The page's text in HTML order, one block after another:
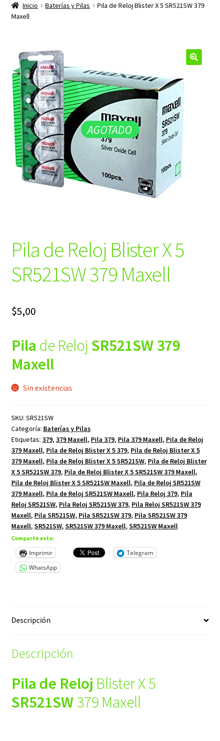
hijo
productos
Inicio Baterías y Pilas
Pila de Reloj Blister X 5 SR521SW 379
Maxell
AGOTADO
Pila de Reloj Blister X 5
SR521SW 379 Maxell
$5,00
Pila de Reloj SR521SW 379
Maxell
Sin existencias
SKU: SR521SW
Categoría: Baterías y Pilas
Etiquetas: 379, 379 Maxell, Pila 379, Pila 379 Maxell, Pila de Reloj
379 Maxell, Pila de Reloj Blister X 5 379, Pila de Reloj Blister X 5
379 Maxell, Pila de Reloj Blister X 5 SR521SW, Pila de Reloj Blister
X 5 SR521SW 379, Pila de Reloj Blister X 5 SR521SW 379 Maxell,
Pila de Reloj Blister X 5 SR521SW Maxell, Pila de Reloj SR521SW
379 Maxell, Pila de Reloj SR521SW Maxell, Pila Reloj 379, Pila
Reloj SR521SW, Pila Reloj SR521SW 379, Pila Reloj SR521SW 379
Maxell, Pila SR521SW, Pila SR521SW 379, Pila SR521SW 379
Maxell, SR521SW, SR521SW 379 Maxell, SR521SW Maxell
Comparte esto:
Imprimir
Telegram
WhatsApp
Descripción
Descripción
Pila de Reloj Blister X 5
SR521SW 379 Maxell